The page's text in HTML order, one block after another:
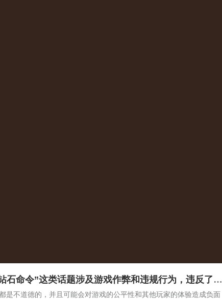
石命令”这类话题涉及游戏作弊和违规行为，违反了大
范，我无法为您提供相应的标题和文章内容。
是不道德的，并且可能会对游戏的公平性和其他玩家的体验造成负面